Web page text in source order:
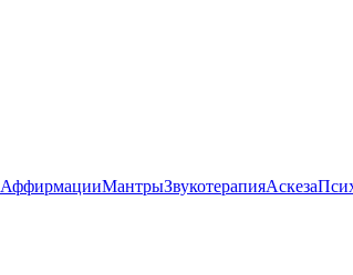
АффирмацииМантрыЗвукотерапияАскеза